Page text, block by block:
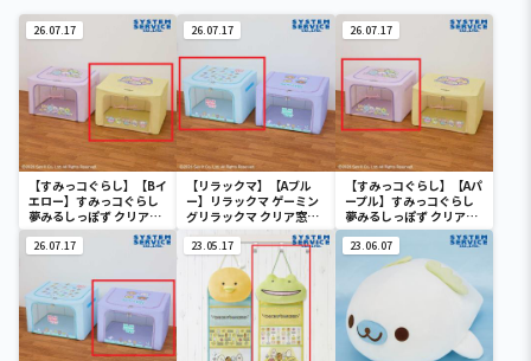
26.07.17
【すみっコぐらし】【Bイ
エロー】すみっコぐらし
夢みるしっぽず クリア窓
付き収納ボックス
26.07.17
【リラックマ】【Aブル
ー】リラックマ ゲーミン
グリラックマ クリア窓付
き収納ボックス
26.07.17
【すみっコぐらし】【Aパ
ープル】すみっコぐらし
夢みるしっぽず クリア窓
付き収納ボックス
26.07.17 23.05.17 23.06.07